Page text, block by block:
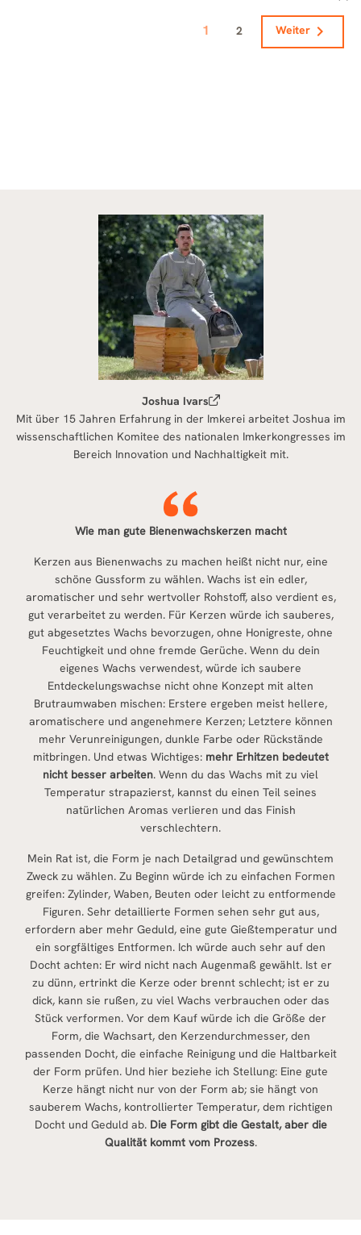
1 2 Weiter 
Joshua Ivars
Mit über 15 Jahren Erfahrung in der Imkerei arbeitet Joshua im
wissenschaftlichen Komitee des nationalen Imkerkongresses im
Bereich Innovation und Nachhaltigkeit mit.
Wie man gute Bienenwachskerzen macht
Kerzen aus Bienenwachs zu machen heißt nicht nur, eine
schöne Gussform zu wählen. Wachs ist ein edler,
aromatischer und sehr wertvoller Rohstoff, also verdient es,
gut verarbeitet zu werden. Für Kerzen würde ich sauberes,
gut abgesetztes Wachs bevorzugen, ohne Honigreste, ohne
Feuchtigkeit und ohne fremde Gerüche. Wenn du dein
eigenes Wachs verwendest, würde ich saubere
Entdeckelungswachse nicht ohne Konzept mit alten
Brutraumwaben mischen: Erstere ergeben meist hellere,
aromatischere und angenehmere Kerzen; Letztere können
mehr Verunreinigungen, dunkle Farbe oder Rückstände
mitbringen. Und etwas Wichtiges: mehr Erhitzen bedeutet
nicht besser arbeiten. Wenn du das Wachs mit zu viel
Temperatur strapazierst, kannst du einen Teil seines
natürlichen Aromas verlieren und das Finish
verschlechtern.
Mein Rat ist, die Form je nach Detailgrad und gewünschtem
Zweck zu wählen. Zu Beginn würde ich zu einfachen Formen
greifen: Zylinder, Waben, Beuten oder leicht zu entformende
Figuren. Sehr detaillierte Formen sehen sehr gut aus,
erfordern aber mehr Geduld, eine gute Gießtemperatur und
ein sorgfältiges Entformen. Ich würde auch sehr auf den
Docht achten: Er wird nicht nach Augenmaß gewählt. Ist er
zu dünn, ertrinkt die Kerze oder brennt schlecht; ist er zu
dick, kann sie rußen, zu viel Wachs verbrauchen oder das
Stück verformen. Vor dem Kauf würde ich die Größe der
Form, die Wachsart, den Kerzendurchmesser, den
passenden Docht, die einfache Reinigung und die Haltbarkeit
der Form prüfen. Und hier beziehe ich Stellung: Eine gute
Kerze hängt nicht nur von der Form ab; sie hängt von
sauberem Wachs, kontrollierter Temperatur, dem richtigen
Docht und Geduld ab. Die Form gibt die Gestalt, aber die
Qualität kommt vom Prozess.